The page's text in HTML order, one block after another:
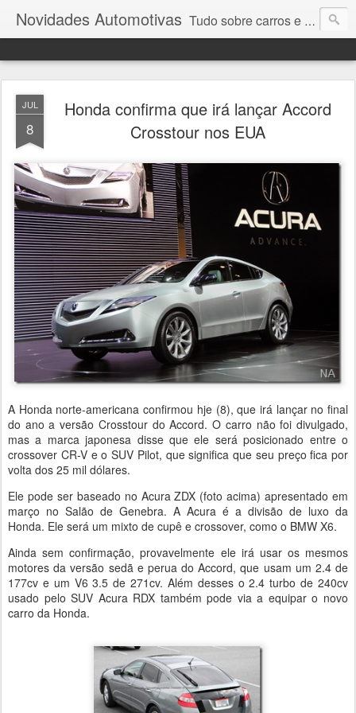
Novidades Automotivas Tudo sobre carros e motores
JUL
8
Honda confirma que irá lançar Accord
Crosstour nos EUA
A Honda norte-americana confirmou hje (8), que irá lançar no final
do ano a versão Crosstour do Accord. O carro não foi divulgado,
mas a marca japonesa disse que ele será posicionado entre o
crossover CR-V e o SUV Pilot, que significa que seu preço fica por
volta dos 25 mil dólares.
Ele pode ser baseado no Acura ZDX (foto acima) apresentado em
março no Salão de Genebra. A Acura é a divisão de luxo da
Honda. Ele será um mixto de cupê e crossover, como o BMW X6.
Ainda sem confirmação, provavelmente ele irá usar os mesmos
motores da versão sedã e perua do Accord, que usam um 2.4 de
177cv e um V6 3.5 de 271cv. Além desses o 2.4 turbo de 240cv
usado pelo SUV Acura RDX também pode via a equipar o novo
carro da Honda.